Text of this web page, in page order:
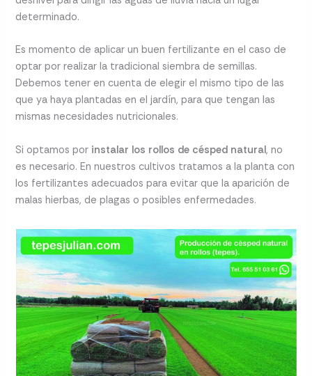
determinado.
Es momento de aplicar un buen fertilizante en el caso de
optar por realizar la tradicional siembra de semillas.
Debemos tener en cuenta de elegir el mismo tipo de las
que ya haya plantadas en el jardín, para que tengan las
mismas necesidades nutricionales.
Si optamos por instalar los rollos de césped natural, no
es necesario. En nuestros cultivos tratamos a la planta con
los fertilizantes adecuados para evitar que la aparición de
malas hierbas, de plagas o posibles enfermedades.